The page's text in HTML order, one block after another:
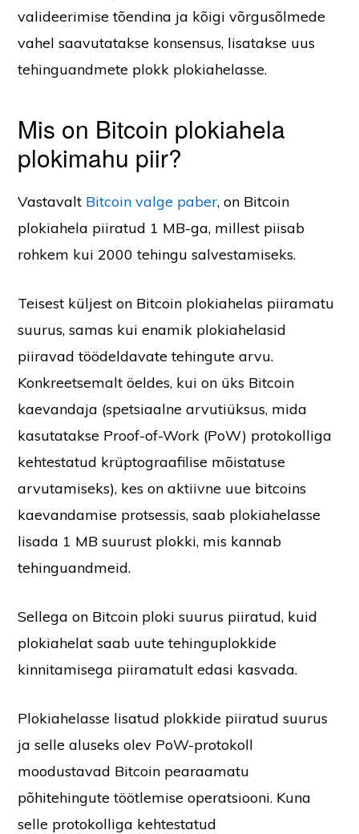
valideerimise tõendina ja kõigi võrgusõlmede
vahel saavutatakse konsensus, lisatakse uus
tehinguandmete plokk plokiahelasse.
Mis on Bitcoin plokiahela
plokimahu piir?
Vastavalt Bitcoin valge paber, on Bitcoin
plokiahela piiratud 1 MB-ga, millest piisab
rohkem kui 2000 tehingu salvestamiseks.
Teisest küljest on Bitcoin plokiahelas piiramatu
suurus, samas kui enamik plokiahelasid
piiravad töödeldavate tehingute arvu.
Konkreetsemalt öeldes, kui on üks Bitcoin
kaevandaja (spetsiaalne arvutiüksus, mida
kasutatakse Proof-of-Work (PoW) protokolliga
kehtestatud krüptograafilise mõistatuse
arvutamiseks), kes on aktiivne uue bitcoins
kaevandamise protsessis, saab plokiahelasse
lisada 1 MB suurust plokki, mis kannab
tehinguandmeid.
Sellega on Bitcoin ploki suurus piiratud, kuid
plokiahelat saab uute tehinguplokkide
kinnitamisega piiramatult edasi kasvada.
Plokiahelasse lisatud plokkide piiratud suurus
ja selle aluseks olev PoW-protokoll
moodustavad Bitcoin pearaamatu
põhitehingute töötlemise operatsiooni. Kuna
selle protokolliga kehtestatud